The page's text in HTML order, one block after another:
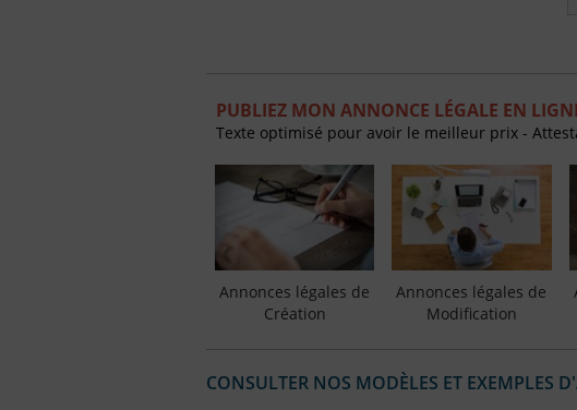
PUBLIEZ MON ANNONCE LÉGALE EN
Texte optimisé pour avoir le meilleur prix -
Annonces légales de
Création
Annonces légales de
Modification
CONSULTER NOS MODÈLES ET EXEMPLES